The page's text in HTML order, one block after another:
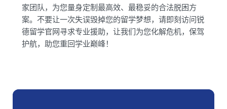
家团队，为您量身定制最高效、最稳妥的合法脱困方
案。不要让一次失误毁掉您的留学梦想，请即刻访问锐
德留学官网寻求专业援助，让我们为您化解危机，保驾
护航，助您重回学业巅峰！